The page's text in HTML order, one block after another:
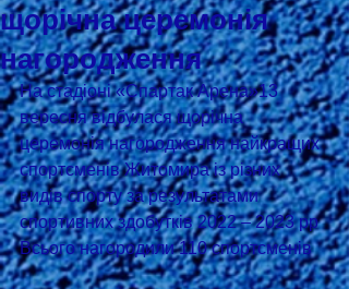
щорічна церемонія
нагородження
На стадіоні «Спартак Арена»13
вересня відбулася щорічна
церемонія нагородження найкращих
спортсменів Житомира із різних
видів спорту за результатами
спортивних здобутків 2022 – 2023 рр
Всього нагородили 110 спортсменів